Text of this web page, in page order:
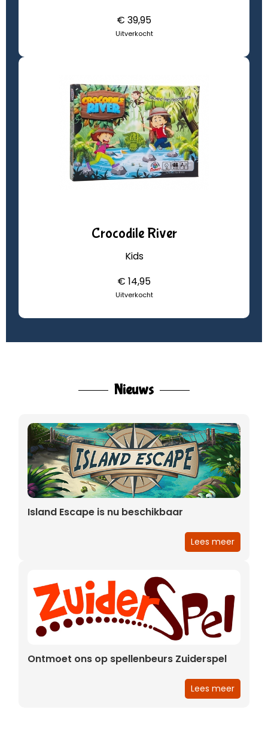
€ 39,95
Uitverkocht
Crocodile River
Kids
€ 14,95
Uitverkocht
Nieuws
Island Escape is nu beschikbaar
Lees meer
Ontmoet ons op spellenbeurs Zuiderspel
Lees meer